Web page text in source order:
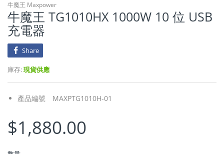
牛魔王 Maxpower
牛魔王 TG1010HX 1000W 10 位 USB
充電器
Share
庫存:現貨供應
產品編號 MAXPTG1010H-01
$1,880.00